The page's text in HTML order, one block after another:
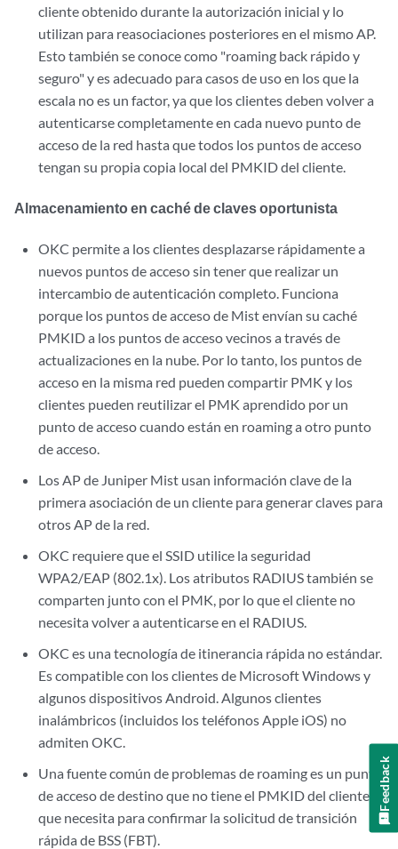
cliente obtenido durante la autorización inicial y lo
utilizan para reasociaciones posteriores en el mismo AP.
Esto también se conoce como "roaming back rápido y
seguro" y es adecuado para casos de uso en los que la
escala no es un factor, ya que los clientes deben volver a
autenticarse completamente en cada nuevo punto de
acceso de la red hasta que todos los puntos de acceso
tengan su propia copia local del PMKID del cliente.
Almacenamiento en caché de claves oportunista
OKC permite a los clientes desplazarse rápidamente a
nuevos puntos de acceso sin tener que realizar un
intercambio de autenticación completo. Funciona
porque los puntos de acceso de Mist envían su caché
PMKID a los puntos de acceso vecinos a través de
actualizaciones en la nube. Por lo tanto, los puntos de
acceso en la misma red pueden compartir PMK y los
clientes pueden reutilizar el PMK aprendido por un
punto de acceso cuando están en roaming a otro punto
de acceso.
Los AP de Juniper Mist usan información clave de la
primera asociación de un cliente para generar claves para
otros AP de la red.
OKC requiere que el SSID utilice la seguridad
WPA2/EAP (802.1x). Los atributos RADIUS también se
comparten junto con el PMK, por lo que el cliente no
necesita volver a autenticarse en el RADIUS.
OKC es una tecnología de itinerancia rápida no estándar.
Es compatible con los clientes de Microsoft Windows y
algunos dispositivos Android. Algunos clientes
inalámbricos (incluidos los teléfonos Apple iOS) no
admiten OKC.
Una fuente común de problemas de roaming es un punto
de acceso de destino que no tiene el PMKID del cliente,
que necesita para confirmar la solicitud de transición
rápida de BSS (FBT).
Feedback